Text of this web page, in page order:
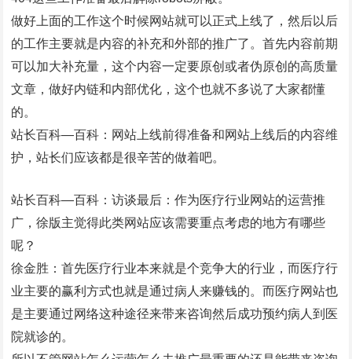
做好上面的工作这个时候网站就可以正式上线了，然后以后
的工作主要就是内容的补充和外部的推广了。首先内容前期
可以加大补充量，这个内容一定要原创或者伪原创的高质量
文章，做好内链和内部优化，这个也就不多说了大家都懂
的。
站长百科—百科：网站上线前得准备和网站上线后的内容维
护，站长们应该都是很辛苦的做着吧。
站长百科—百科：访谈最后：作为医疗行业网站的运营推
广，徐版主觉得此类网站应该需要重点考虑的地方有哪些
呢？
徐金胜：首先医疗行业本来就是个竞争大的行业，而医疗行
业主要的赢利方式也就是通过病人来赚钱的。而医疗网站也
是主要通过网络这种途径来带来咨询然后成功预约病人到医
院就诊的。